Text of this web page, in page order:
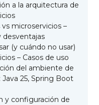
a la arquitectura de
microservicios –
desventajas
(y cuándo no usar)
– Casos de uso
del ambiente de
Java 25, Spring Boot
y configuración de